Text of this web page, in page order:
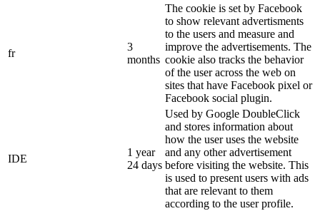
fr
3
months
The cookie is set by Facebook
to show relevant advertisments
to the users and measure and
improve the advertisements. The
cookie also tracks the behavior
of the user across the web on
sites that have Facebook pixel or
Facebook social plugin.
IDE
1 year
24 days
Used by Google DoubleClick
and stores information about
how the user uses the website
and any other advertisement
before visiting the website. This
is used to present users with ads
that are relevant to them
according to the user profile.